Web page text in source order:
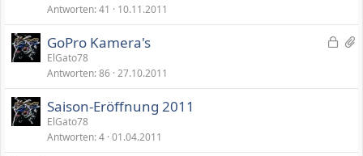
h
Antworten 41 10.11.2011
2
G
GoPro Kamera's
ElGato78
Antworten 86 27.10.2011
Saison-Eröffnung 2011
ElGato78
Antworten 4 01.04.2011